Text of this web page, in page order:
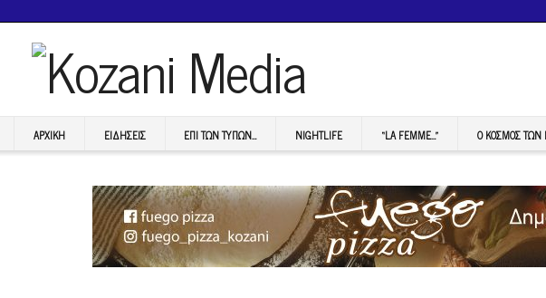
ΑΡΧΙΚΉ ΕΙΔΉΣΕΙΣ ΕΠI ΤΩΝ ΤΥΠΩΝ… NIGHTLIFE “LA FEMME…” Ο ΚΟΣΜΟΣ ΤΩΝ